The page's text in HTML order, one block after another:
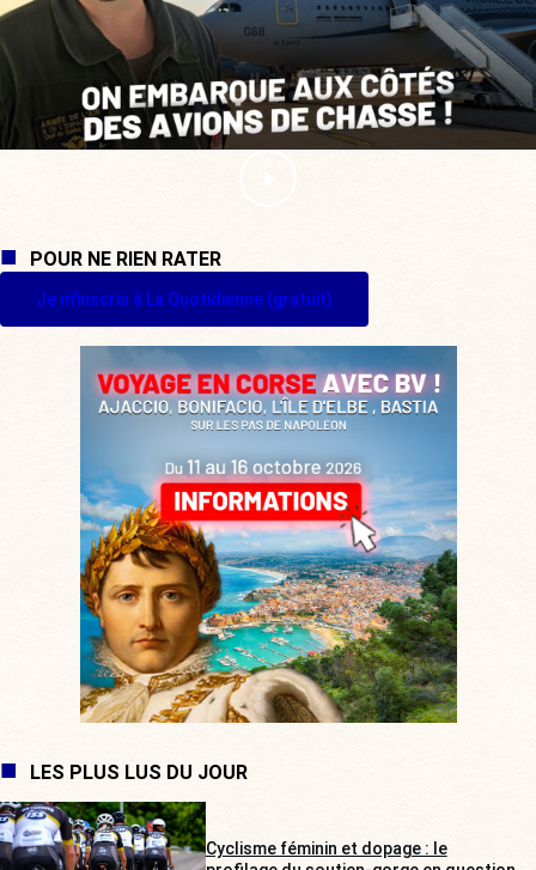
POUR NE RIEN RATER
Je m'inscris à La Quotidienne (gratuit)
LES PLUS LUS DU JOUR
Cyclisme féminin et dopage : le